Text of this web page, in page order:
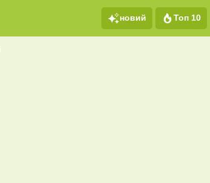
новий Топ 10